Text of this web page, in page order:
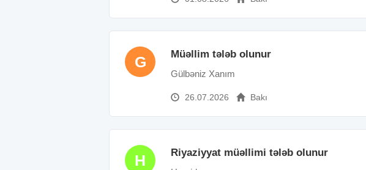
G Müəllim tələb olunur
Gülbəniz Xanım
26.07.2026 Bakı
H Riyaziyyat müəllimi tələb olunur